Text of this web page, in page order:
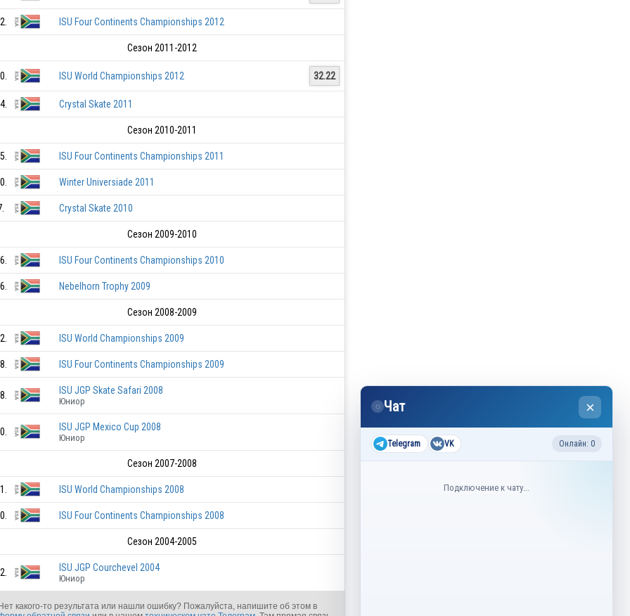
RSA
ISU Four Continents Championships 2012
Сезон 2011-2012
ISU World Championships 2012 32.22
Crystal Skate 2011
Сезон 2010-2011
ISU Four Continents Championships 2011
Winter Universiade 2011
Crystal Skate 2010
Сезон 2009-2010
ISU Four Continents Championships 2010
Nebelhorn Trophy 2009
Сезон 2008-2009
ISU World Championships 2009
ISU Four Continents Championships 2009
ISU JGP Skate Safari 2008
Юниор
ISU JGP Mexico Cup 2008
Юниор
Сезон 2007-2008
ISU World Championships 2008
ISU Four Continents Championships 2008
Сезон 2004-2005
ISU JGP Courchevel 2004
Юниор
какого-то результата или нашли ошибку? Пожалуйста, напишите об этом в
×
◌ Чат
Telegram VK Онлайн: 0
Подключение к чату...